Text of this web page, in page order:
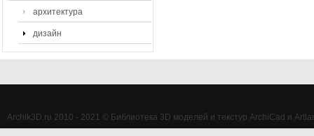
архитектура
дизайн
Archik3D.ru 2010 - 2021 © Библиотека 3D моделей и текстур ArchiCad и